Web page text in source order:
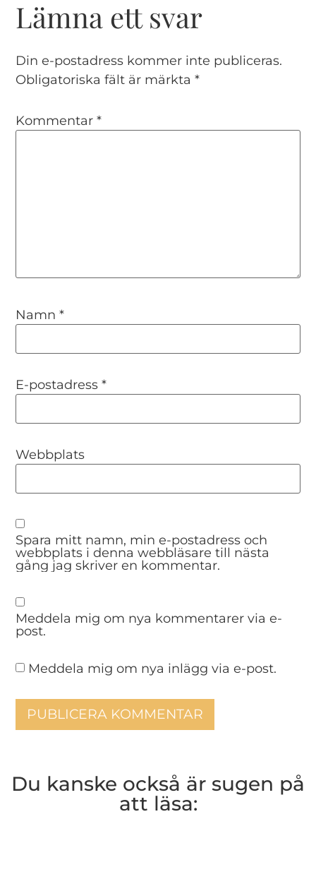
Lämna ett svar
Din e-postadress kommer inte publiceras.
Obligatoriska fält är märkta*
Kommentar*
Namn*
E-postadress*
Webbplats
Spara mitt namn, min e-postadress och
webbplats i denna webbläsare till nästa
gång jag skriver en kommentar.
Meddela mig om nya kommentarer via e-
post.
Meddela mig om nya inlägg via e-post.
Du kanske också är sugen på
att läsa: